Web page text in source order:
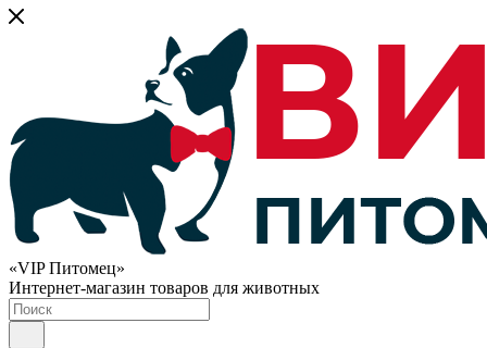
«VIP Питомец»
Интернет-магазин товаров для животных